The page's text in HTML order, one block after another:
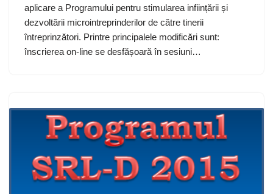
aplicare a Programului pentru stimularea inființării și
dezvoltării microintreprinderilor de către tinerii
întreprinzători. Printre principalele modificări sunt:
înscrierea on-line se desfășoară în sesiuni…